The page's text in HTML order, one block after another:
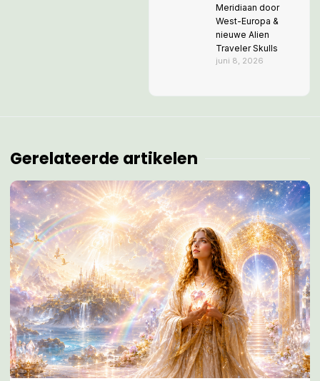
Meridiaan door
West-Europa &
nieuwe Alien
Traveler Skulls
juni 8, 2026
Gerelateerde artikelen